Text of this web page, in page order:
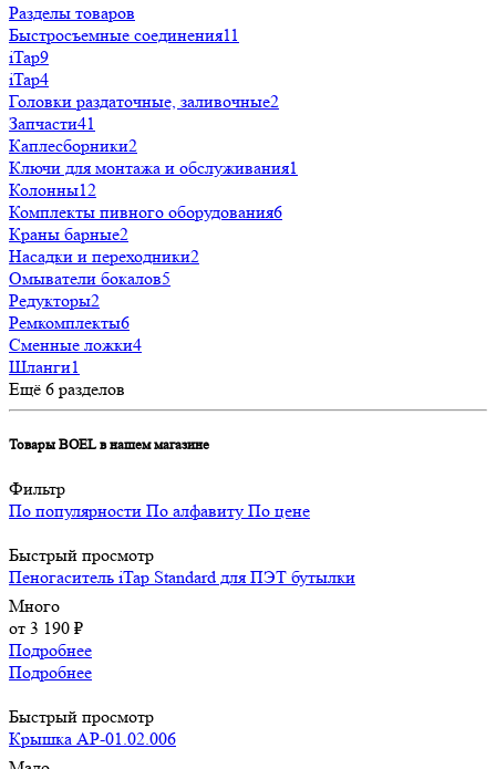
Разделы товаров
Быстросъемные соединения11
iTap9
iTap4
Головки раздаточные, заливочные2
Запчасти41
Каплесборники2
Ключи для монтажа и обслуживания1
Колонны12
Комплекты пивного оборудования6
Краны барные2
Насадки и переходники2
Омыватели бокалов5
Редукторы2
Ремкомплекты6
Сменные ложки4
Шланги1
Ещё 6 разделов
Товары BOEL в нашем магазине
Фильтр
По популярности По алфавиту По цене
Быстрый просмотр
Пеногаситель iTap Standard для ПЭТ бутылки
Много
от 3 190 ₽
Подробнее
Подробнее
Быстрый просмотр
Крышка АР-01.02.006